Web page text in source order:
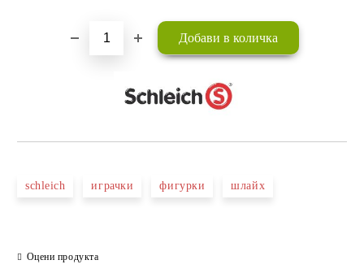
schleich играчки фигурки шлайх
Оцени продукта